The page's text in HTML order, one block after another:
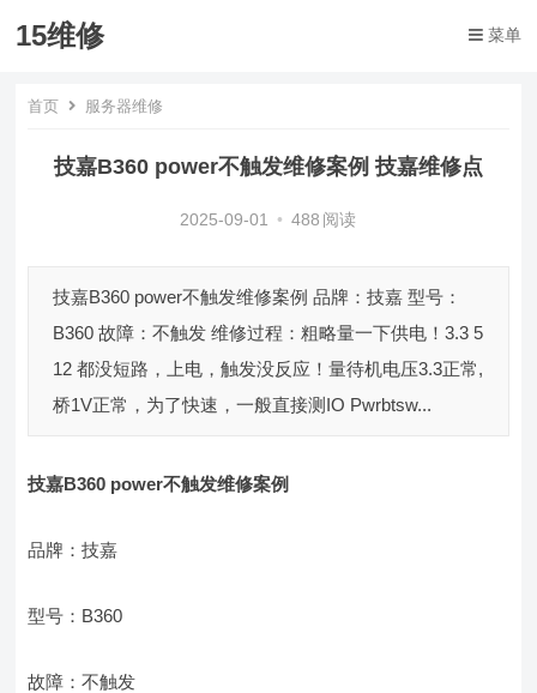
15维修 菜单
首页 服务器维修
技嘉B360 power不触发维修案例 技嘉维修点
2025-09-01 • 488 阅读
技嘉B360 power不触发维修案例 品牌：技嘉 型号：
B360 故障：不触发 维修过程：粗略量一下供电！3.3 5
12 都没短路，上电，触发没反应！量待机电压3.3正常,
桥1V正常，为了快速，一般直接测IO Pwrbtsw...
技嘉B360 power不触发维修案例
品牌：技嘉
型号：B360
故障：不触发